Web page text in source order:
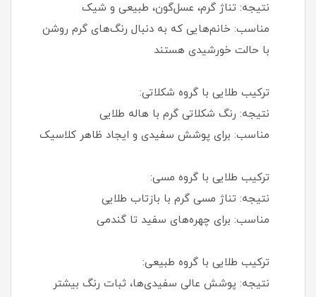
نتیجه: تناژ گرم، عسل‌گون، طبیعی و شیک
مناسب: خانم‌هایی که به دنبال رنگ‌های گرم روشن
با حالت خورشیدی هستند
ترکیب طلایی با گروه شکلاتی:
نتیجه: رنگ شکلاتی گرم با هاله طلایی
مناسب: برای پوشش سفیدی و ایجاد ظاهر کلاسیک
ترکیب طلایی با گروه مسی:
نتیجه: تناژ مسی گرم با بازتاب طلایی
مناسب: برای چهره‌های سفید تا گندمی
ترکیب طلایی با گروه طبیعی:
نتیجه: پوشش عالی سفیدی‌ها، ثبات رنگ بیشتر